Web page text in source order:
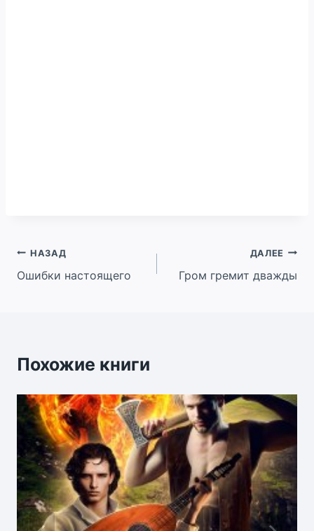
Навигация
по
НАЗАД
Ошибки настоящего
ДАЛЕЕ
Гром гремит дважды
Похожие книги